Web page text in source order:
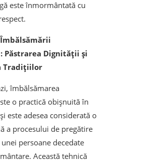
este înmormântată cu
Păstrarea Dignității și
Tradițiilor
îmbălsămarea
o practică obișnuită în
este adesea considerată o
a procesului de pregătire
persoane decedate
Această tehnică